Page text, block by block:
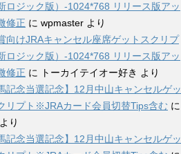
ロジック版）-1024*768 リリース版アッ
修正 に wpmaster より
向けJRAキャンセル座席ゲットスクリプ
ロジック版）-1024*768 リリース版アッ
修正 に トーカイテイオー好き より
記念当選記念】12月中山キャンセルゲッ
リプト※JRAカード会員切替Tips含む に
より
記念当選記念】12月中山キャンセルゲッ